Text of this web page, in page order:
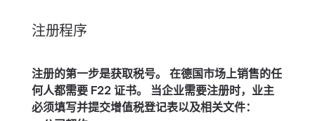
注册程序
注册的第一步是获取税号。 在德国市场上销售的任
何人都需要 F22 证书。 当企业需要注册时，业主
必须填写并提交增值税登记表以及相关文件：